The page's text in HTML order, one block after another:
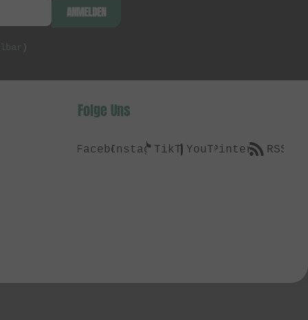
ANMELDEN
)
Folge Uns
FacebookInstagramTikTokYouTubePinterestRSS